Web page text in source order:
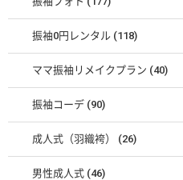
振袖0円レンタル (118)
ママ振袖リメイクプラン (40)
振袖コーデ (90)
成人式（羽織袴） (26)
男性成人式 (46)